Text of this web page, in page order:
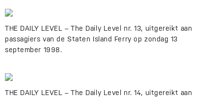
THE DAILY LEVEL – The Daily Level nr. 13, uitgereikt aan
passagiers van de Staten Island Ferry op zondag 13
september 1998.
THE DAILY LEVEL – The Daily Level nr. 14, uitgereikt aan